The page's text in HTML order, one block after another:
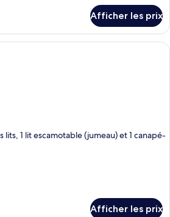
Afficher les prix
Un espace de détente extérieur
lits, 1 lit escamotable (jumeau) et 1 canapé-
Afficher les prix